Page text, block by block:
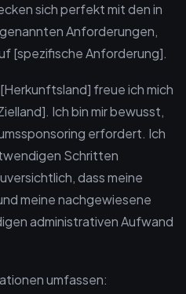
sich perfekt mit den in
Anforderungen,
[spezifische Anforderung].
freue ich mich
Ich bin mir bewusst,
erfordert. Ich
Schritten
dass meine
meine nachgewiesene
administrativen Aufwand
umfassen: